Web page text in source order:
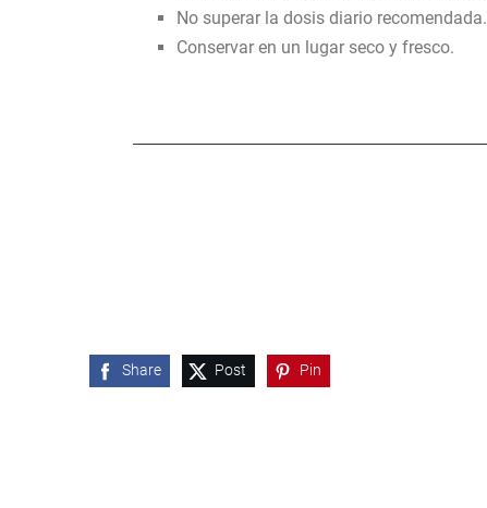
No superar la dosis diario recomendada.
Conservar en un lugar seco y fresco.
Share Post Pin